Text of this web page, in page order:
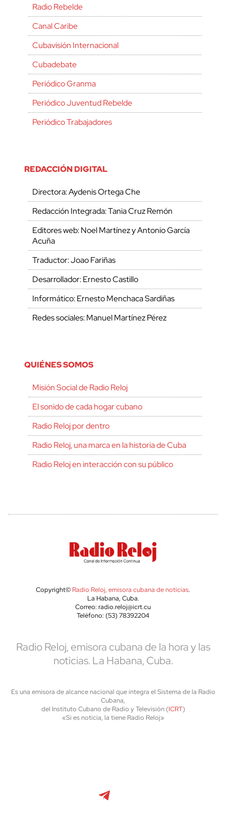
Radio Rebelde
Canal Caribe
Cubavisión Internacional
Cubadebate
Periódico Granma
Periódico Juventud Rebelde
Periódico Trabajadores
REDACCIÓN DIGITAL
Directora: Aydenis Ortega Che
Redacción Integrada: Tania Cruz Remón
Editores web: Noel Martínez y Antonio García
Acuña
Traductor: Joao Fariñas
Desarrollador: Ernesto Castillo
Informático: Ernesto Menchaca Sardiñas
Redes sociales: Manuel Martínez Pérez
QUIÉNES SOMOS
Misión Social de Radio Reloj
El sonido de cada hogar cubano
Radio Reloj por dentro
Radio Reloj, una marca en la historia de Cuba
Radio Reloj en interacción con su público
Copyright© Radio Reloj, emisora cubana de noticias.
La Habana, Cuba.
Correo: radio.reloj@icrt.cu
Teléfono: (53) 78392204
Radio Reloj, emisora cubana de la hora y las
noticias. La Habana, Cuba.
Es una emisora de alcance nacional que integra el Sistema de la Radio
Cubana,
del Instituto Cubano de Radio y Televisión (ICRT)
«Si es noticia, la tiene Radio Reloj»